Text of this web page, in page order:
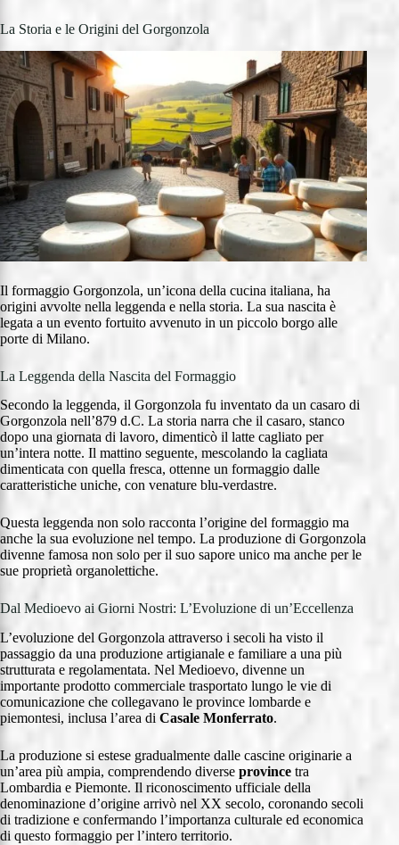
La Storia e le Origini del Gorgonzola
Il formaggio Gorgonzola, un’icona della cucina italiana, ha
origini avvolte nella leggenda e nella storia. La sua nascita è
legata a un evento fortuito avvenuto in un piccolo borgo alle
porte di Milano.
La Leggenda della Nascita del Formaggio
Secondo la leggenda, il Gorgonzola fu inventato da un casaro di
Gorgonzola nell’879 d.C. La storia narra che il casaro, stanco
dopo una giornata di lavoro, dimenticò il latte cagliato per
un’intera notte. Il mattino seguente, mescolando la cagliata
dimenticata con quella fresca, ottenne un formaggio dalle
caratteristiche uniche, con venature blu-verdastre.
Questa leggenda non solo racconta l’origine del formaggio ma
anche la sua evoluzione nel tempo. La produzione di Gorgonzola
divenne famosa non solo per il suo sapore unico ma anche per le
sue proprietà organolettiche.
Dal Medioevo ai Giorni Nostri: L’Evoluzione di un’Eccellenza
L’evoluzione del Gorgonzola attraverso i secoli ha visto il
passaggio da una produzione artigianale e familiare a una più
strutturata e regolamentata. Nel Medioevo, divenne un
importante prodotto commerciale trasportato lungo le vie di
comunicazione che collegavano le province lombarde e
piemontesi, inclusa l’area di Casale Monferrato.
La produzione si estese gradualmente dalle cascine originarie a
un’area più ampia, comprendendo diverse province tra
Lombardia e Piemonte. Il riconoscimento ufficiale della
denominazione d’origine arrivò nel XX secolo, coronando secoli
di tradizione e confermando l’importanza culturale ed economica
di questo formaggio per l’intero territorio.